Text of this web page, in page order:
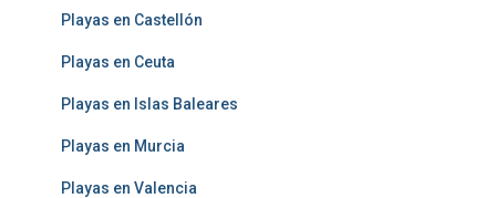
Playas en Castellón
Playas en Ceuta
Playas en Islas Baleares
Playas en Murcia
Playas en Valencia